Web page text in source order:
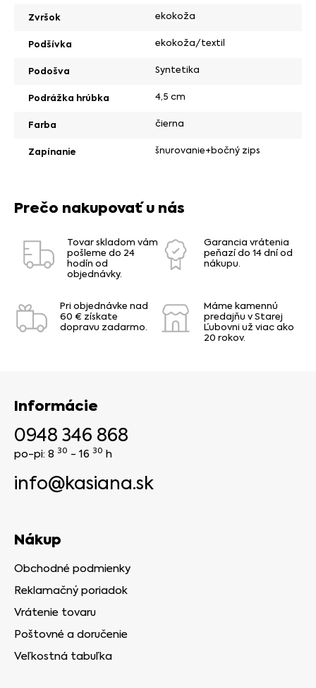
Zvršok ekokoža
Podšívka ekokoža/textil
Podošva Syntetika
Podrážka hrúbka 4,5 cm
Farba čierna
Zapínanie šnurovanie+bočný zips
Prečo nakupovať u nás
Tovar skladom vám
pošleme do 24
hodín od
objednávky.
Garancia vrátenia
peňazí do 14 dní od
nákupu.
Pri objednávke nad
60 € získate
dopravu zadarmo.
Máme kamennú
predajňu v Starej
Ľubovni už viac ako
20 rokov.
Informácie
0948 346 868
po-pi: 8 30 - 16 30 h
info@kasiana.sk
Nákup
Obchodné podmienky
Reklamačný poriadok
Vrátenie tovaru
Poštovné a doručenie
Veľkostná tabuľka